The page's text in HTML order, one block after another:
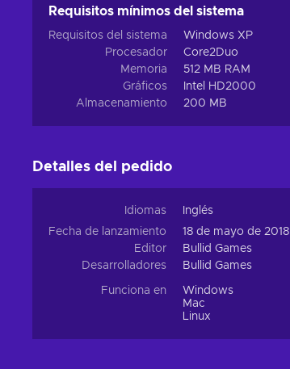
Requisitos mínimos del sistema
Requisitos del sistema
Windows XP
Procesador
Core2Duo
Memoria
512 MB RAM
Gráficos
Intel HD2000
Almacenamiento
200 MB
Detalles del pedido
Idiomas
Inglés
Fecha de lanzamiento
18 de mayo de 2018
Editor
Bullid Games
Desarrolladores
Bullid Games
Funciona en
Windows
Mac
Linux